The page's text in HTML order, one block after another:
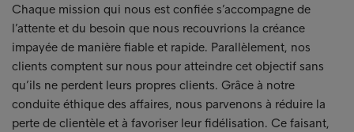
Chaque mission qui nous est confiée s’accompagne de
l’attente et du besoin que nous recouvrions la créance
impayée de manière fiable et rapide. Parallèlement, nos
clients comptent sur nous pour atteindre cet objectif sans
qu’ils ne perdent leurs propres clients. Grâce à notre
conduite éthique des affaires, nous parvenons à réduire la
perte de clientèle et à favoriser leur fidélisation. Ce faisant,